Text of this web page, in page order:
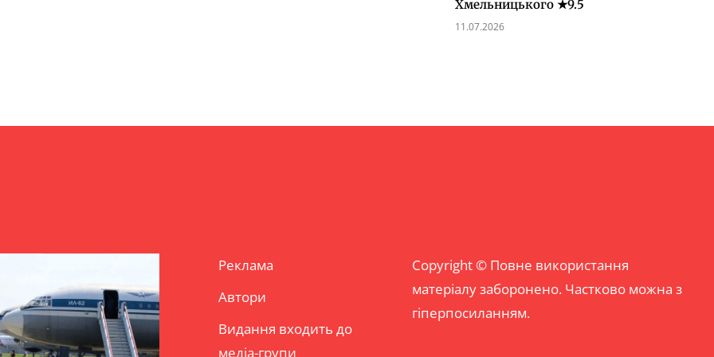
Хмельницького ★9.5
11.07.2026
Реклама
Автори
Видання входить до
медіа-групи
Copyright © Повне використання
матеріалу заборонено. Частково можна з
гіперпосиланням.